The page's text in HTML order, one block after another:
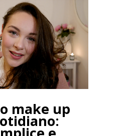
make up